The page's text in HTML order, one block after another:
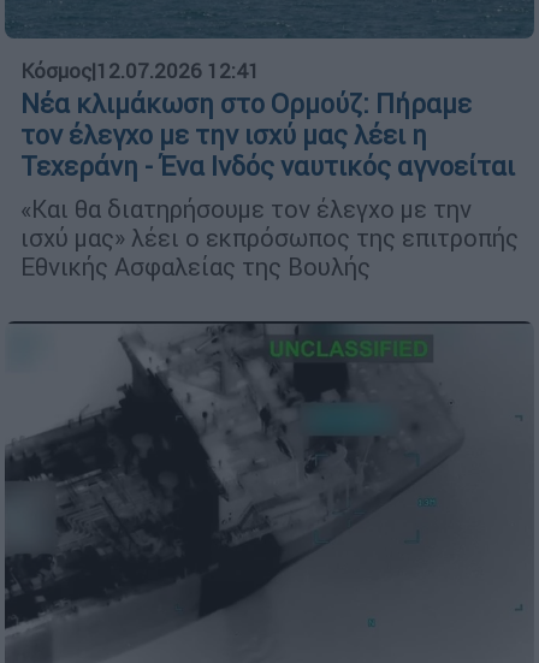
Κόσμος|12.07.2026 12:41
Νέα κλιμάκωση στο Ορμούζ: Πήραμε
τον έλεγχο με την ισχύ μας λέει η
Τεχεράνη - Ένα Ινδός ναυτικός αγνοείται
«Και θα διατηρήσουμε τον έλεγχο με την
ισχύ μας» λέει ο εκπρόσωπος της επιτροπής
Εθνικής Ασφαλείας της Βουλής